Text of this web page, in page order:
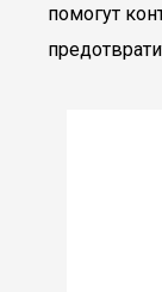
помогут